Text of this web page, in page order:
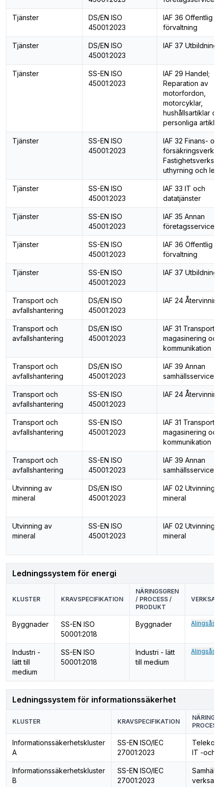
Tjänster
DS/EN ISO
45001:2023
IAF 36 Offentlig
förvaltning
Tjänster
DS/EN ISO
45001:2023
IAF 37 Utbildning
Tjänster
SS-EN ISO
45001:2023
IAF 29 Handel;
Reparation av
motorfordon,
motorcyklar,
hushållsartiklar
personliga
Tjänster
SS-EN ISO
45001:2023
IAF 32 Finans-
uthyrning och
Tjänster
SS-EN ISO
45001:2023
IAF 33 IT och
datatjänster
Tjänster
SS-EN ISO
45001:2023
IAF 35 Annan
företagsservice
Tjänster
SS-EN ISO
45001:2023
IAF 36 Offentlig
förvaltning
Tjänster
SS-EN ISO
45001:2023
IAF 37 Utbildning
Transport och
avfallshantering
DS/EN ISO
45001:2023
IAF 24
Transport och
avfallshantering
DS/EN ISO
45001:2023
IAF 31 Transport,
magasinering och
kommunikation
Transport och
avfallshantering
DS/EN ISO
45001:2023
IAF 39 Annan
samhällsservice
Transport och
avfallshantering
SS-EN ISO
45001:2023
IAF 24
Transport och
avfallshantering
SS-EN ISO
45001:2023
IAF 31 Transport,
magasinering och
kommunikation
Transport och
avfallshantering
SS-EN ISO
45001:2023
IAF 39 Annan
samhällsservice
Utvinning av
mineral
DS/EN ISO
45001:2023
IAF 02 Utvinning
mineral
Utvinning av
mineral
SS-EN ISO
45001:2023
IAF 02 Utvinning
mineral
Ledningssystem för energi
KLUSTER KRAVSPECIFIKATION
NÄRINGSGREN
/ PROCESS /
PRODUKT
Byggnader
SS-EN ISO
50001:2018
Byggnader Alingsås
Industri -
lätt till
medium
SS-EN ISO
50001:2018
Industri - lätt
till medium
Alingsås
Ledningssystem för informationssäkerhet
KLUSTER KRAVSPECIFIKATION
Informationssäkerhetskluster
A
SS-EN ISO/IEC
27001:2023
IT -och
Informationssäkerhetskluster
B
SS-EN ISO/IEC
27001:2023